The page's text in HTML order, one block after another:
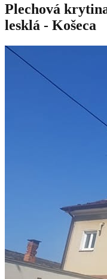
Plechová
lesklá - Košeca